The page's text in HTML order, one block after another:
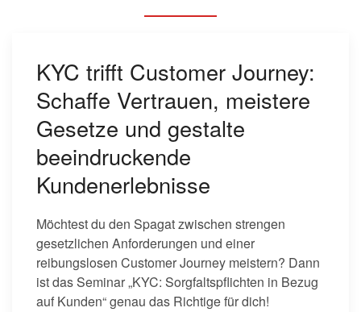
KYC trifft Customer Journey:
Schaffe Vertrauen, meistere
Gesetze und gestalte
beeindruckende
Kundenerlebnisse
Möchtest du den Spagat zwischen strengen
gesetzlichen Anforderungen und einer
reibungslosen Customer Journey meistern? Dann
ist das Seminar „KYC: Sorgfaltspflichten in Bezug
auf Kunden“ genau das Richtige für dich!